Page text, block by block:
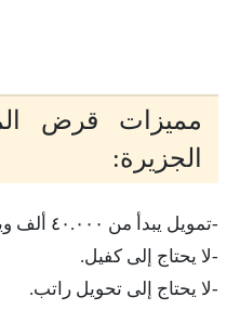
مميزات قرض
الجزيرة:
-تمويل يبدأ من ٤٠.٠٠٠ ألف ويصل إلى ٦٠.٠٠٠٠.
-لا يحتاج إلى كفيل.
-لا يحتاج إلى تحويل راتب.